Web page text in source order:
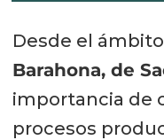
Desde el
Barahona, de
importancia de
procesos